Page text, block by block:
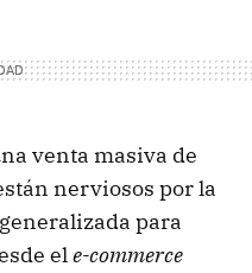
venta masiva de
nerviosos por la
para
ele-commerce